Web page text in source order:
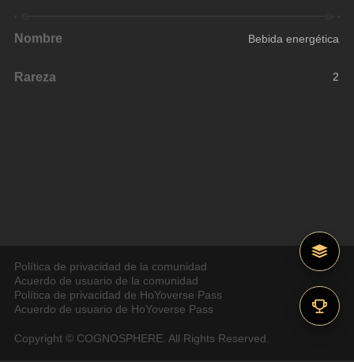
Nombre Bebida energética
Rareza 2
Política de privacidad de la comunidad
Acuerdo de usuario de la comunidad
Política de privacidad de HoYoverse Pass
Acuerdo de usuario de HoYoverse Pass
Copyright © COGNOSPHERE. All Rights Reserved.